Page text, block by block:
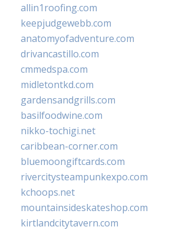
allin1roofing.com
keepjudgewebb.com
anatomyofadventure.com
drivancastillo.com
cmmedspa.com
midletontkd.com
gardensandgrills.com
basilfoodwine.com
nikko-tochigi.net
caribbean-corner.com
bluemoongiftcards.com
rivercitysteampunkexpo.com
kchoops.net
mountainsideskateshop.com
kirtlandcitytavern.com